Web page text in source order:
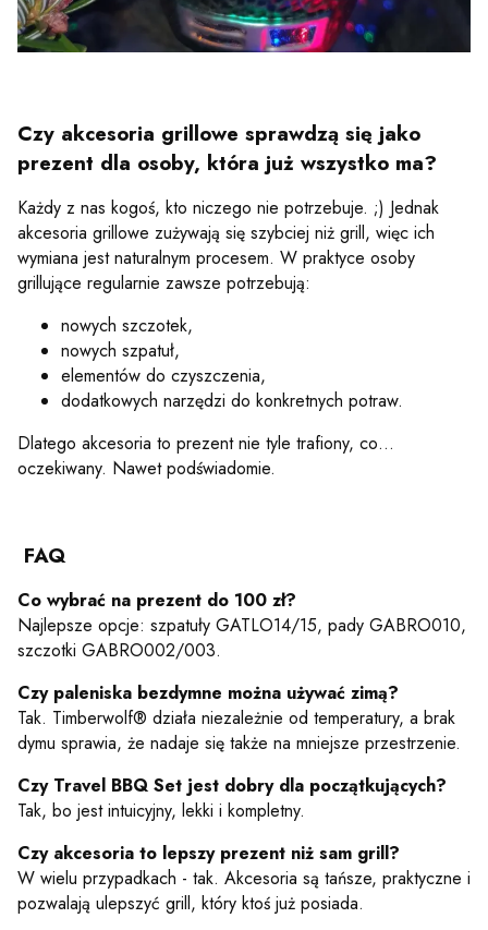
Czy akcesoria grillowe sprawdzą się jako
prezent dla osoby, która już wszystko ma?
Każdy z nas kogoś, kto niczego nie potrzebuje. ;) Jednak
akcesoria grillowe zużywają się szybciej niż grill, więc ich
wymiana jest naturalnym procesem. W praktyce osoby
grillujące regularnie zawsze potrzebują:
nowych szczotek,
nowych szpatuł,
elementów do czyszczenia,
dodatkowych narzędzi do konkretnych potraw.
Dlatego akcesoria to prezent nie tyle trafiony, co…
oczekiwany. Nawet podświadomie.
FAQ
Co wybrać na prezent do 100 zł?
Najlepsze opcje: szpatuły GATLO14/15, pady GABRO010,
szczotki GABRO002/003.
Czy paleniska bezdymne można używać zimą?
Tak. Timberwolf® działa niezależnie od temperatury, a brak
dymu sprawia, że nadaje się także na mniejsze przestrzenie.
Czy Travel BBQ Set jest dobry dla początkujących?
Tak, bo jest intuicyjny, lekki i kompletny.
Czy akcesoria to lepszy prezent niż sam grill?
W wielu przypadkach - tak. Akcesoria są tańsze, praktyczne i
pozwalają ulepszyć grill, który ktoś już posiada.